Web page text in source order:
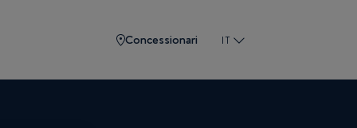
Concessionari IT